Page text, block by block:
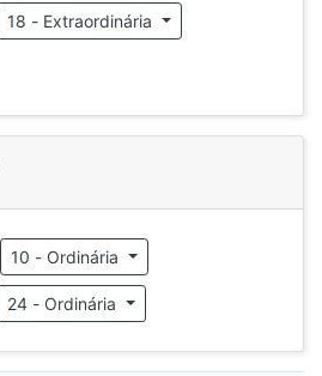
18 - Extraordinária
10 - Ordinária
24 - Ordinária